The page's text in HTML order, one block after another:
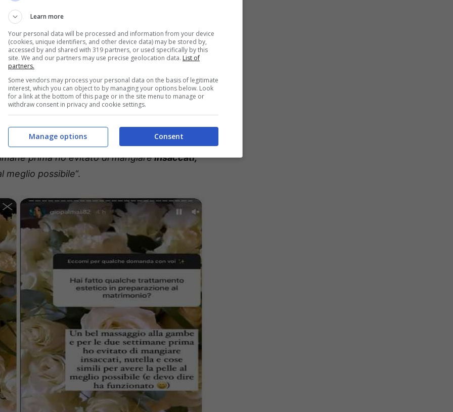
ma – a causa del Covid – il tutto fu
sull’altare e scambiarsi lefedi nuzialicon una
con velo e strascico lungo: il suo outfit ha
profilo Instagram ufficiale – la diretta
riguardante la vita dei bellissimi neo sposi e
“Hai fatto qualche trattamento estetico in
Giorgia ha così subito risposto: “Un bel
prima ho evitato di mangiareinsaccati,
meglio possibile“.
Learn more
Your personal data will be processed and information from your device
(cookies, unique identifiers, and other device data) may be stored by,
accessed by and shared with 319 partners, or used specifically by this
site. We and our partners may use precise geolocation data. List of
partners.
Some vendors may process your personal data on the basis of legitimate
interest, which you can object to by managing your options below. Look
for a link at the bottom of this page or in the site menu to manage or
withdraw consent in privacy and cookie settings.
Consent
Manage options